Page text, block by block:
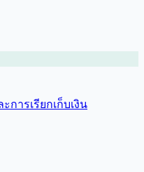
การเรียกเก็บเงิน